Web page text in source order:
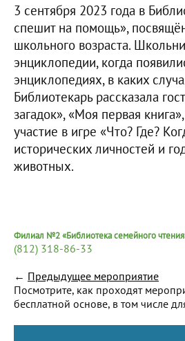
3 сентября 2023 года в
спешит на помощь»,
школьного возраста.
энциклопедии, когда
энциклопедиях, в каких
Библиотекарь рассказала
загадок», «Моя первая
участие в игре «Что? Где?
исторических личностей и
животных.
Филиал №2 «Библиотека семейного
(812) 318-86-33
← Предыдущее мероприятие
Посмотрите, как проходят
бесплатной основе, в том числе